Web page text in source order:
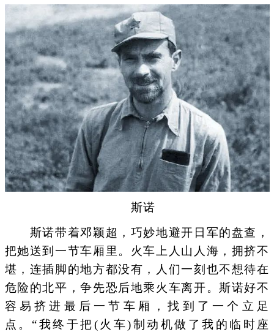
斯诺
斯诺带着邓颖超，巧妙地避开日军的盘查，
把她送到一节车厢里。火车上人山人海，拥挤不
堪，连插脚的地方都没有，人们一刻也不想待在
危险的北平，争先恐后地乘火车离开。斯诺好不
容易挤进最后一节车厢，找到了一个立足
点。“我终于把(火车)制动机做了我的临时座